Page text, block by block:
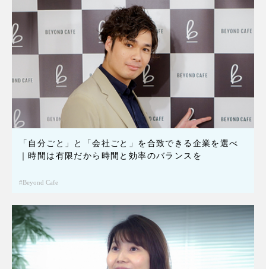
「自分ごと」と「会社ごと」を合致できる企業を選べ
｜時間は有限だから時間と効率のバランスを
Beyond Cafe